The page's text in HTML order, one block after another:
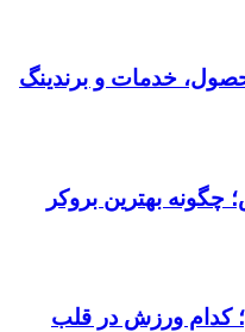
خدمات و برندینگ
بهترین بروکر
کدام ورزش در قلب